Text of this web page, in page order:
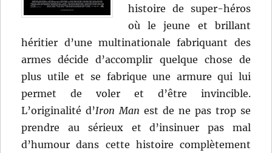
histoire de super-héros
où le jeune et brillant
héritier d’une multinationale fabriquant des
armes décide d’accomplir quelque chose de
plus utile et se fabrique une armure qui lui
permet de voler et d’être invincible.
L’originalité d’Iron Man est de ne pas trop se
prendre au sérieux et d’insinuer pas mal
d’humour dans cette histoire complètement